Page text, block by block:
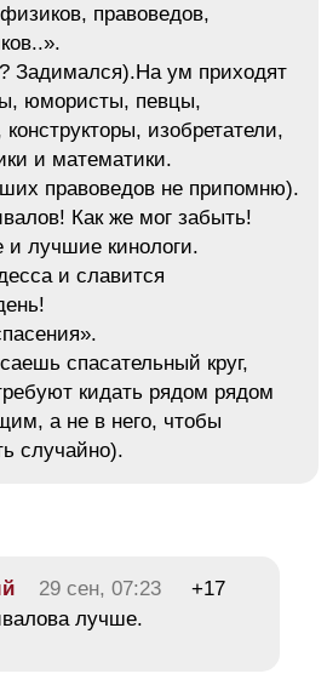
правоведов,
Задимался).На ум приходят
юмористы, певцы,
конструкторы, изобретатели,
и математики.
правоведов не припомню).
Как же мог забыть!
и лучшие кинологи.
и славится
спасательный круг,
кидать рядом рядом
а не в него, чтобы
случайно).
29 сен, 07:23
+17
лучше.